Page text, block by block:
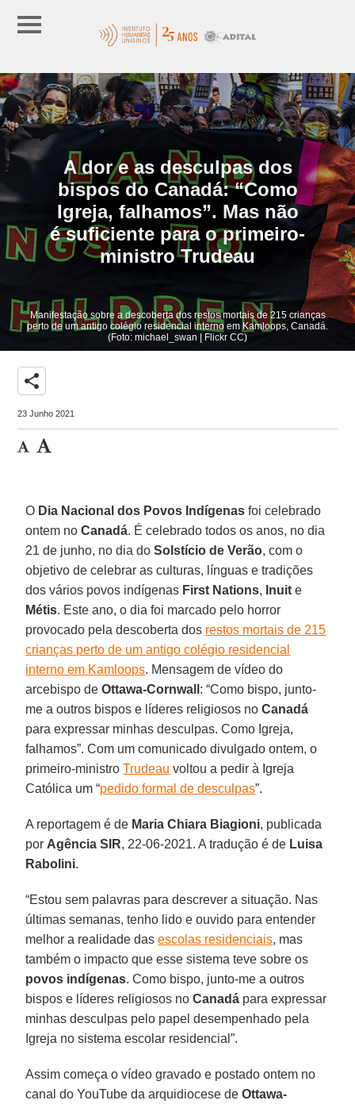
A dor e as desculpas dos
bispos do Canadá: “Como
Igreja, falhamos”. Mas não
é suficiente para o primeiro-
ministro Trudeau
Manifestação sobre a descoberta dos restos mortais de 215 crianças
perto de um antigo colégio residencial interno em Kamloops, Canadá.
(Foto: michael_swan | Flickr CC)
share
23 Junho 2021
O Dia Nacional dos Povos Indígenas foi celebrado
ontem noCanadá. É celebrado todos os anos, no dia
21 de junho, no dia doSolstício de Verão, com o
objetivo de celebrar as culturas, línguas e tradições
dos vários povos indígenas First Nations, Inuit e
Métis. Este ano, o dia foi marcado pelo horror
provocado pela descoberta dos restos mortais de 215
crianças perto de um antigo colégio residencial
interno em Kamloops. Mensagem de vídeo do
arcebispo deOttawa-Cornwall : “Como bispo, junto-
me a outros bispos e líderes religiosos noCanadá
para expressar minhas desculpas. Como Igreja,
falhamos”. Com um comunicado divulgado ontem, o
primeiro-ministroTrudeau voltou a pedir à Igreja
Católica um “pedido formal de desculpas”.
A reportagem é de Maria Chiara Biagioni, publicada
por Agência SIR, 22-06-2021. A tradução é de Luisa
Rabolini.
“Estou sem palavras para descrever a situação. Nas
últimas semanas, tenho lido e ouvido para entender
melhor a realidade dasescolas residenciais, mas
também o impacto que esse sistema teve sobre os
povos indígenas. Como bispo, junto-me a outros
bispos e líderes religiosos noCanadá para expressar
minhas desculpas pelo papel desempenhado pela
Igreja no sistema escolar residencial”.
Assim começa o vídeo gravado e postado ontem no
canal do YouTube da arquidiocese deOttawa-